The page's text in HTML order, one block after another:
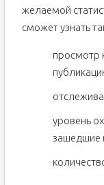
желаемой
сможет узнать
просмотр
уровень
зашедшие